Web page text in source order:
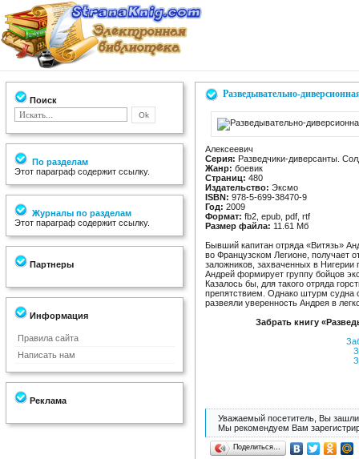
Поиск
По разделам
Этот параграф содержит ссылку.
Журналы по разделам
Этот параграф содержит ссылку.
Партнеры
Информация
Правила сайта
Написать нам
Реклама
Разведывательно-
Алексеевич
Серия: Разведчики-диверсанты.
Жанр: боевик
Страниц: 480
Издательство: Эксмо
ISBN: 978-5-699-38470-9
Год: 2009
Формат: fb2, epub, pdf, rtf
Размер файла: 11.61 Мб
Бывший капитан отряда «Витязь»
во Французском Легионе, получает
заложников, захваченных в Нигерии
Андрей формирует группу бойцов
Казалось бы, для такого отряда
препятствием. Однако штурм
развеяли уверенность Андрея в
Забрать книгу
Уважаемый посетитель, Вы зашли
Мы рекомендуем Вам
Поделиться…